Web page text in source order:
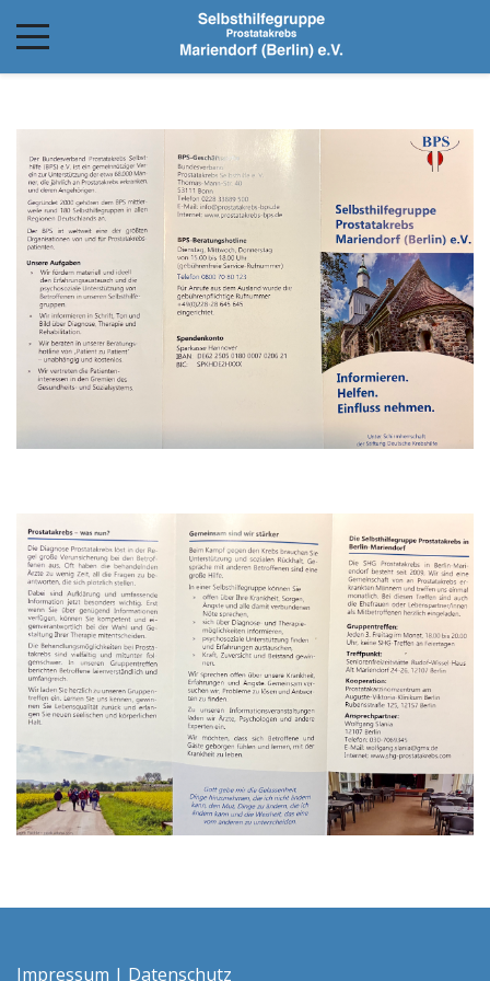
Impressum | Datenschutz